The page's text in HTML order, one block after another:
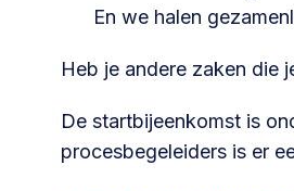
En we halen
Heb je andere zaken die
De startbijeenkomst is
procesbegeleiders is er